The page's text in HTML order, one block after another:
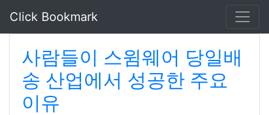
Click Bookmark
사람들이 스윔웨어 당일배
송 산업에서 성공한 주요
이유